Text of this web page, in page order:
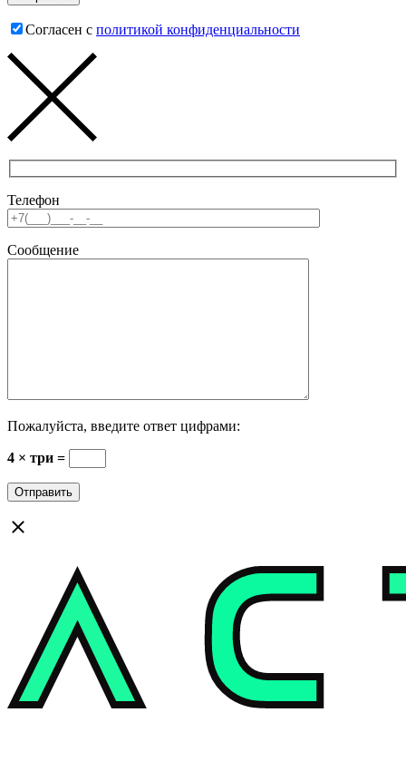
Согласен с политикой конфиденциальности
Телефон
Сообщение
Пожалуйста, введите ответ цифрами:
4 × три =